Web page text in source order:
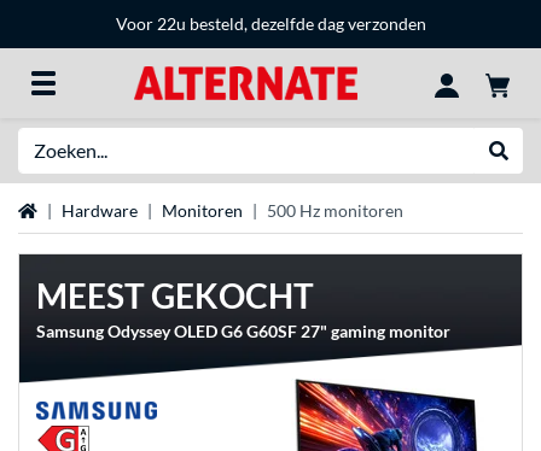
Voor 22u besteld, dezelfde dag verzonden
Home Hardware Monitoren 500 Hz monitoren
MEEST GEKOCHT
Samsung Odyssey OLED G6 G60SF 27" gaming monitor